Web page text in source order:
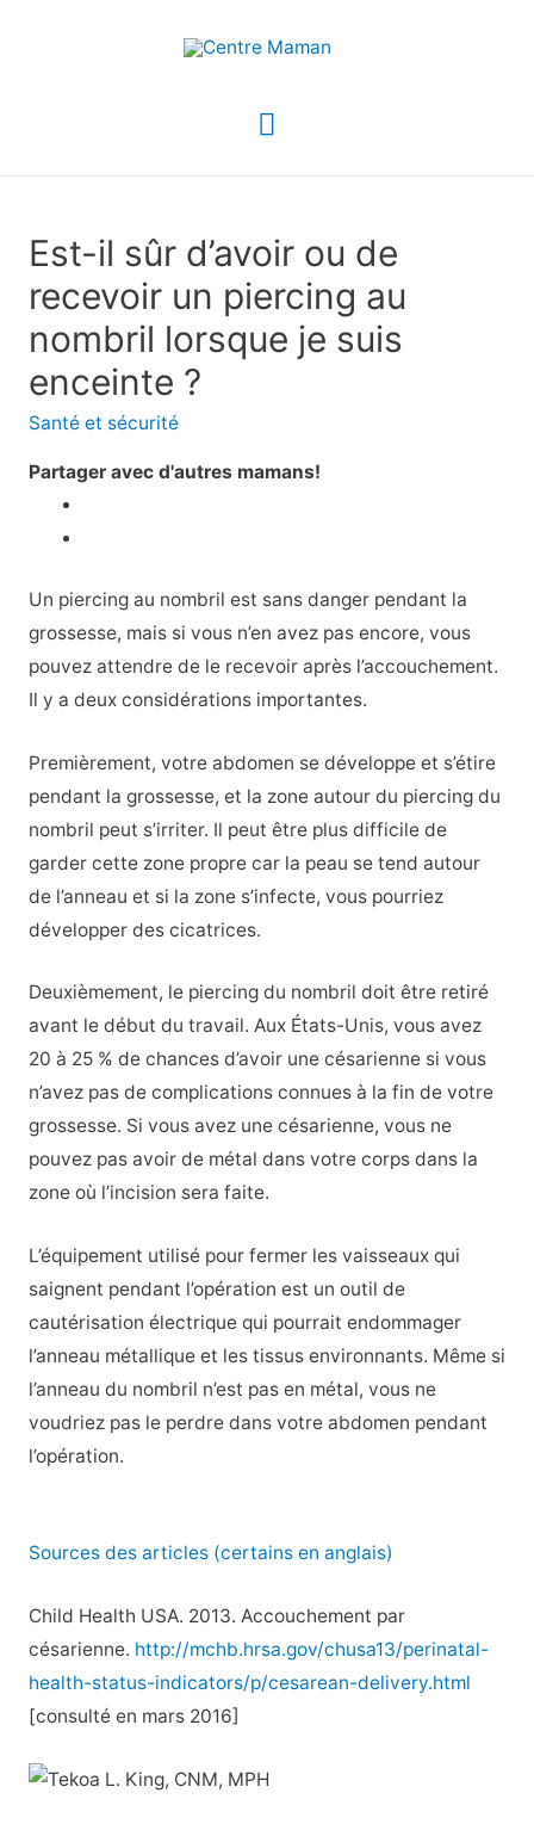
Menu
Est-il sûr d’avoir ou de
recevoir un piercing au
nombril lorsque je suis
enceinte ?
Santé et sécurité
Partager avec d'autres mamans!
Un piercing au nombril est sans danger pendant la
grossesse, mais si vous n’en avez pas encore, vous
pouvez attendre de le recevoir après l’accouchement.
Il y a deux considérations importantes.
Premièrement, votre abdomen se développe et s’étire
pendant la grossesse, et la zone autour du piercing du
nombril peut s’irriter. Il peut être plus difficile de
garder cette zone propre car la peau se tend autour
de l’anneau et si la zone s’infecte, vous pourriez
développer des cicatrices.
Deuxièmement, le piercing du nombril doit être retiré
avant le début du travail. Aux États-Unis, vous avez
20 à 25 % de chances d’avoir une césarienne si vous
n’avez pas de complications connues à la fin de votre
grossesse. Si vous avez une césarienne, vous ne
pouvez pas avoir de métal dans votre corps dans la
zone où l’incision sera faite.
L’équipement utilisé pour fermer les vaisseaux qui
saignent pendant l’opération est un outil de
cautérisation électrique qui pourrait endommager
l’anneau métallique et les tissus environnants. Même si
l’anneau du nombril n’est pas en métal, vous ne
voudriez pas le perdre dans votre abdomen pendant
l’opération.
Sources des articles (certains en anglais)
Child Health USA. 2013. Accouchement par
césarienne. http://mchb.hrsa.gov/chusa13/perinatal-
health-status-indicators/p/cesarean-delivery.html
[consulté en mars 2016]